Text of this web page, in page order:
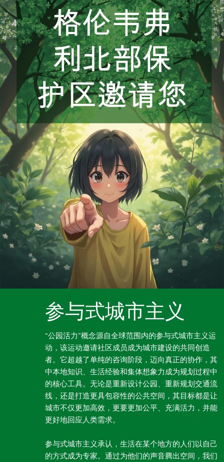
参与式城市主义
“公园活力”概念源自全球范围内的参与式城市主义运
动，该运动邀请社区成员成为城市建设的共同创造
者。它超越了单纯的咨询阶段，迈向真正的协作，其
中本地知识、生活经验和集体想象力成为规划过程中
的核心工具。无论是重新设计公园、重新规划交通流
线，还是打造更具包容性的公共空间，其目标都是让
城市不仅更加高效，更要更加公平、充满活力，并能
更好地回应人类需求。
参与式城市主义承认，生活在某个地方的人们以自己
的方式成为专家。通过为他们的声音腾出空间，我们